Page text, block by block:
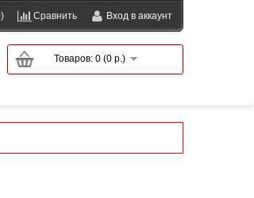
Сравнить Вход в аккаунт
Товаров: 0 (0 р.)